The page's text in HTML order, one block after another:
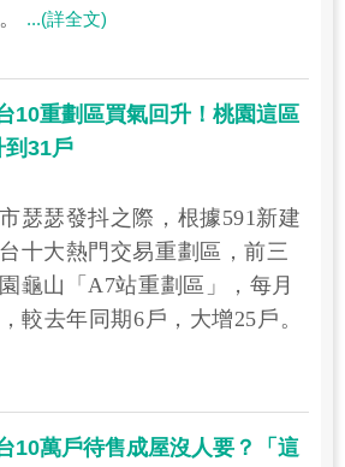
...(詳全文)
10重劃區買氣回升！桃園這區
到31戶
瑟瑟發抖之際，根據591新建
十大熱門交易重劃區，前三
龜山「A7站重劃區」，每月
較去年同期6戶，大增25戶。
10萬戶待售成屋沒人要？「這